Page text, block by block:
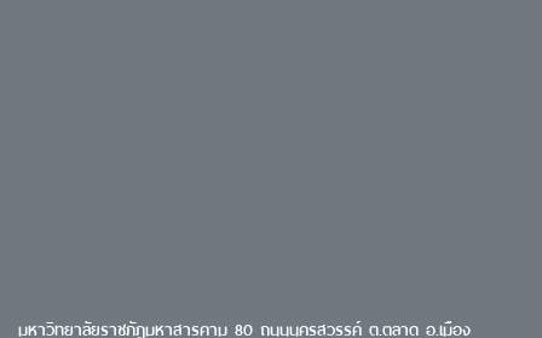
มหาวิทยาลัยราชภัฏมหาสารคาม 80 ถนนนครสวรรค์ ต.ตลาด อ.เมือง